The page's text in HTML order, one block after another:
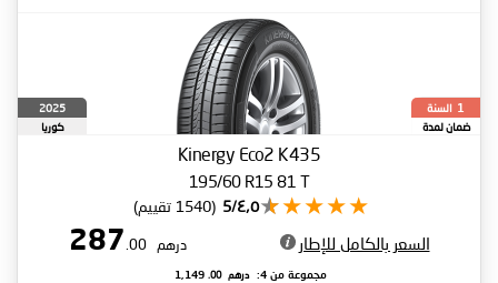
1 السنة
ضمان لمدة
2025
كوريا
Kinergy Eco2 K435
195/60 R15 81 T
٤٫٥/5 (1540 تقييم)
السعر بالكامل للإطار درهم 287
.00
مجموعة من 4: درهم 1,149
.00